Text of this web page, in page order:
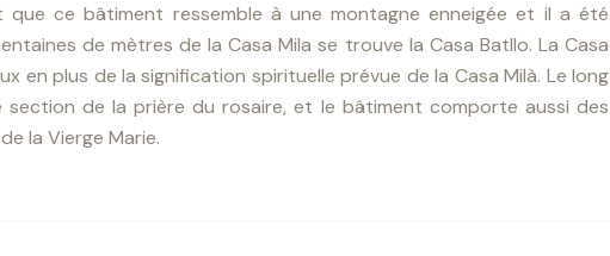
que ce bâtiment ressemble à une montagne enneigée et il a été
de mètres de la Casa Mila se trouve la Casa Batllo. La Casa
en plus de la signification spirituelle prévue de la Casa Milà. Le long
de la prière du rosaire, et le bâtiment comporte aussi des
la Vierge Marie.